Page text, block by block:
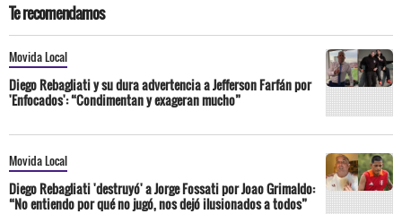
Te recomendamos
Movida Local
Diego Rebagliati y su dura advertencia a Jefferson Farfán por
'Enfocados': “Condimentan y exageran mucho”
Movida Local
Diego Rebagliati 'destruyó' a Jorge Fossati por Joao Grimaldo:
“No entiendo por qué no jugó, nos dejó ilusionados a todos”